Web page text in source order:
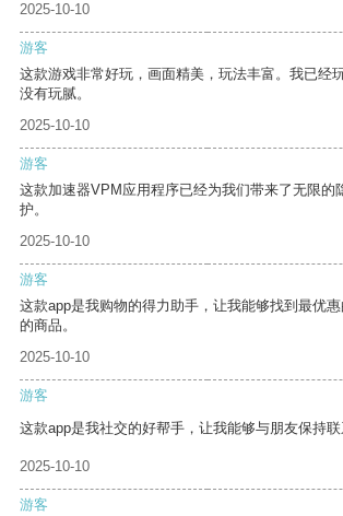
2025-10-10
游客
这款游戏非常好玩，画面精美，玩法丰富。我已经
没有玩腻。
2025-10-10
游客
这款加速器VPM应用程序已经为我们带来了无限的
护。
2025-10-10
游客
这款app是我购物的得力助手，让我能够找到最优
的商品。
2025-10-10
游客
这款app是我社交的好帮手，让我能够与朋友保持联
2025-10-10
游客